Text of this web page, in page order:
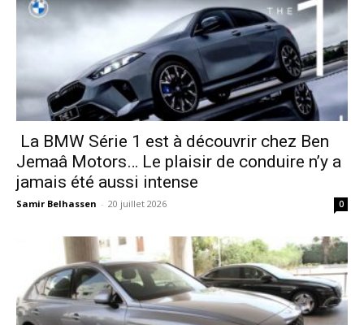
La BMW Série 1 est à découvrir chez Ben
Jemaâ Motors… Le plaisir de conduire n’y a
jamais été aussi intense
Samir Belhassen - 20 juillet 2026 0